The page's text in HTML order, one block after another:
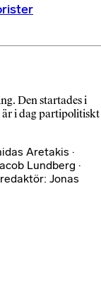
Den startades i
i dag partipolitiskt
Aretakis ·
Lundberg ·
Jonas